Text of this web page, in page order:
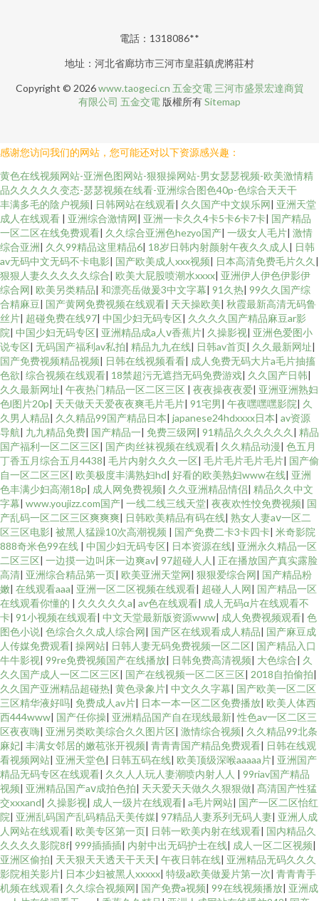
電話：1318086**
地址：河北省廊坊市三河市皇莊鎮虎將莊村
Copyright © 2026www.taogeci.cn 五金交電 三河市盛景宏達商貿
有限公司 五金交電 版權所有Sitemap
感谢您访问我们的网站，您可能还对以下资源感兴趣：
黄色在线视频网站-亚洲色图网站-狠狠操网站-男女瑟瑟视频-欧美激情精
品久久久久久变态-瑟瑟视频在线看-亚洲综合图色40p-色综合天天干
丰满多毛的陰户视频| 日韩网站在线观看| 久久国产中文娱乐网| 亚洲天堂
成人在线观看 | 亚洲综合激情网| 亚洲一卡久久4卡5卡6卡7卡| 国产精品
一区二区在线免费观看| 久久综合亚洲色hezyo国产| 一级女人毛片| 激情
综合亚洲| 久久99精品这里精品6| 18岁日韩内射颜射午夜久久成人 | 日韩
av无码中文无码不卡电影| 国产欧美成人xxx视频| 日本高清免费毛片久久 |
狠狠人妻久久久久久综合| 欧美大屁股喷潮水xxxx| 亚洲伊人伊色伊影伊
综合网| 欧美另类精品| 和漂亮岳做爰3中文字幕| 91久热| 99久久国产综
合精麻豆| 国产黄网免费视频在线观看| 天天操欧美| 秋霞最新高清无码鲁
丝片| 超碰免费在线97| 中国少妇无码专区| 久久久久国产精品麻豆ar影
院| 中国少妇无码专区| 亚洲精品成a人ⅴ香蕉片| 久操影视| 亚洲色爱图小
说专区| 无码国产福利av私拍| 精品九九在线| 日韩av首页| 久久最新网址|
国产免费视频精品视频| 日韩在线视频看看| 成人免费无码大片a毛片抽搐
色欲| 综合视频在线观看| 18禁超污无遮挡无码免费游戏| 久久国产日韩|
久久最新网址| 午夜热门精品一区二区三区 | 夜夜操夜夜爱| 亚洲亚洲熟妇
色l图片20p| 天天做天天爱夜夜爽毛片毛片| 91宅男| 午夜嘿嘿嘿影院| 久
久男人精品| 久久精品99国产精品日本| japanese24hdxxxx日本| av资源
导航| 九九精品免费| 国产精品一| 免费三级网| 91精品久久久久久久 | 精品
国产福利一区二区三区| 国产肉丝袜视频在线观看| 久久精品动漫| 色五月
丁香五月综合五月4438| 毛片内射久久久一区| 毛片毛片毛片毛片| 国产偷
自一区二区三区| 欧美极度丰满熟妇hd| 好看的欧美熟妇www在线| 亚洲
色丰满少妇高潮18p| 成人网免费视频| 久久亚洲精品情侣| 精品久久中文
字幕| www.youjizz.com国产| 一线二线三线天堂| 夜夜欢性恔免费视频| 国
产乱码一区二区三区爽爽爽| 日韩欧美精品有码在线| 熟女人妻aⅴ一区二
区三区电影| 被黑人猛躁10次高潮视频 | 国产免费二卡3卡四卡| 米奇影院
888奇米色99在线 | 中国少妇无码专区| 日本资源在线| 亚洲永久精品一区
二区三区| 一边摸一边叫床一边爽av| 97超碰人人 | 正在播放国产真实露脸
高清| 亚洲综合精品第一页| 欧美亚洲天堂网| 狠狠爱综合网| 国产精品粉
嫩| 在线观看aaa| 亚洲一区二区视频在线观看| 超碰人人网| 国产精品一区
在线观看你懂的 | 久久久久久a| av色在线观看| 成人无码α片在线观看不
卡| 91小视频在线观看| 中文天堂最新版资源www| 成人免费视频观看| 色
图色小说| 色综合久久成人综合网| 国产区在线观看成人精品| 国产麻豆成
人传媒免费观看| 操网站| 日韩人妻无码免费视频一区二区| 国产精品入口
牛牛影视| 99re免费视频国产在线播放| 日韩免费高清视频| 大色综合| 久
久久国产成人一区二区三区| 国产在线视频一区二区三区| 2018自拍偷拍|
久久国产亚洲精品超碰热| 黄色录象片| 中文久久字幕| 国产欧美一区二区
三区精华液好吗| 免费成人av片| 日本一本一区二区免费播放| 欧美人体西
西444www| 国产任你操| 亚洲精品国产自在现线最新|性色av一区二区三
区夜夜嗨| 亚洲另类欧美综合久久图片区| 激情综合视频| 久久精品99北条
麻妃| 丰满女邻居的嫩苞张开视频| 青青青国产精品免费观看| 日韩在线观
看视频网站| 亚洲天堂色| 日韩五码在线| 欧美顶级深喉aaaaa片| 亚洲国产
精品无码专区在线观看| 久久人人玩人妻潮喷内射人人 | 99riav国产精品
视频| 亚洲精品国产aⅴ成拍色拍| 天天爱天天做久久狠狠做| 髙清国产性猛
交xxxand| 久操影视| 成人一级片在线观看| a毛片网站| 国产一区二区怡红
院| 亚洲乱码国产乱码精品天美传媒| 97精品人妻系列无码人妻| 亚洲人成
人网站在线观看| 欧美专区第一页| 日韩一欧美内射在线观看| 国内精品久
久久久久影院8f| 999插插插| 内射中出无码护士在线| 成人一区二区视频|
亚洲区偷拍| 天天狠天天透天干天天| 午夜日韩在线| 亚洲精品无码久久久
影院相关影片| 日本少妇被黑人xxxxx| 特级a欧美做爰片第一次| 青青青手
机频在线观看| 久久综合视频网| 国产免费a视频| 99在线视频播放| 亚洲成